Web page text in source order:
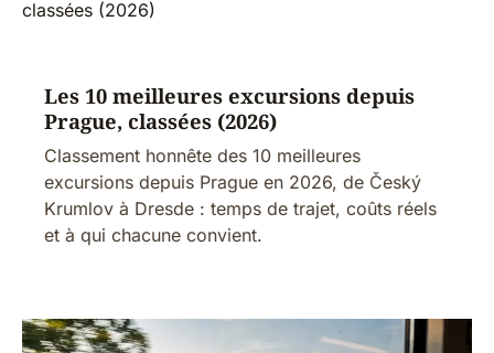
Les 10 meilleures excursions depuis
Prague, classées (2026)
Classement honnête des 10 meilleures
excursions depuis Prague en 2026, de Český
Krumlov à Dresde : temps de trajet, coûts réels
et à qui chacune convient.